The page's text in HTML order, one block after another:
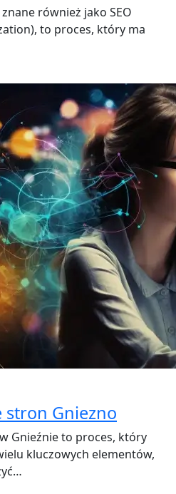
również jako SEO
to proces, który ma
stron Gniezno
Gnieźnie to proces, który
kluczowych elementów,